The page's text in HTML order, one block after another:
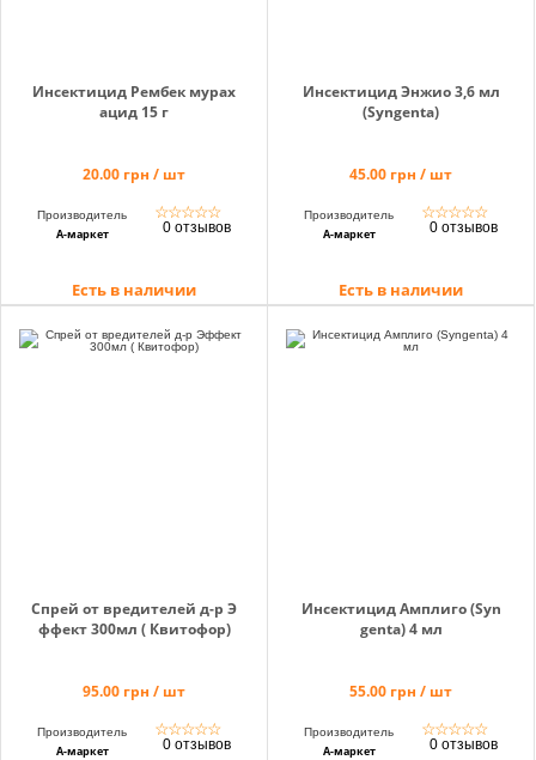
Инсектицид Рембек мурах
ацид 15 г
20.00 грн / шт
Производитель
А-маркет
☆☆☆☆☆
0 отзывов
Есть в наличии
Инсектицид Энжио 3,6 мл
(Syngenta)
45.00 грн / шт
Производитель
А-маркет
☆☆☆☆☆
0 отзывов
Есть в наличии
Спрей от вредителей д-р Э
ффект 300мл ( Квитофор)
95.00 грн / шт
Производитель
А-маркет
☆☆☆☆☆
0 отзывов
Инсектицид Амплиго (Syn
genta) 4 мл
55.00 грн / шт
Производитель
А-маркет
☆☆☆☆☆
0 отзывов